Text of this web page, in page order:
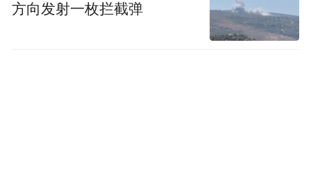
方向发射一枚拦截弹